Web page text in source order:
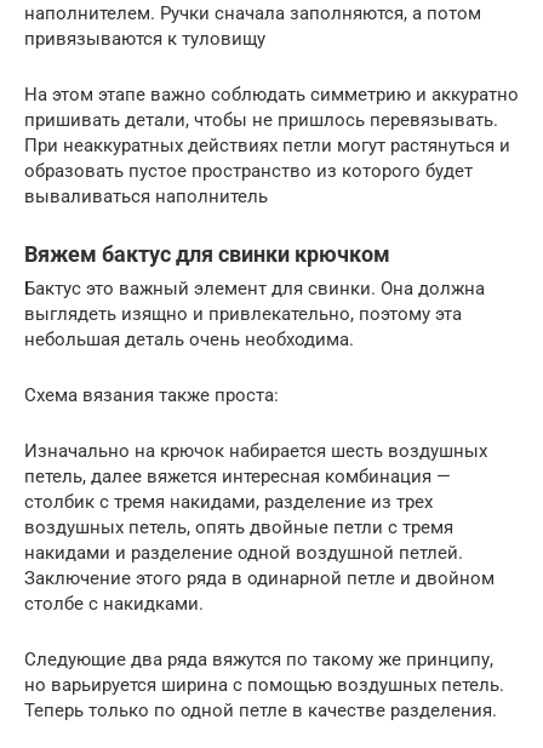
наполнителем. Ручки сначала заполняются, а потом
привязываются к туловищу
На этом этапе важно соблюдать симметрию и аккуратно
пришивать детали, чтобы не пришлось перевязывать.
При неаккуратных действиях петли могут растянуться и
образовать пустое пространство из которого будет
вываливаться наполнитель
Вяжем бактус для свинки крючком
Бактус это важный элемент для свинки. Она должна
выглядеть изящно и привлекательно, поэтому эта
небольшая деталь очень необходима.
Схема вязания также проста:
Изначально на крючок набирается шесть воздушных
петель, далее вяжется интересная комбинация —
столбик с тремя накидами, разделение из трех
воздушных петель, опять двойные петли с тремя
накидами и разделение одной воздушной петлей.
Заключение этого ряда в одинарной петле и двойном
столбе с накидками.
Следующие два ряда вяжутся по такому же принципу,
но варьируется ширина с помощью воздушных петель.
Теперь только по одной петле в качестве разделения.